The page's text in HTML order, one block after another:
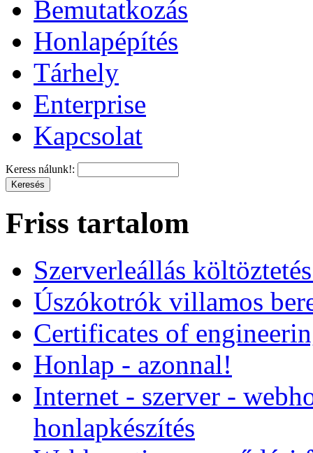
Bemutatkozás
Honlapépítés
Tárhely
Enterprise
Kapcsolat
Keress nálunk!:
Friss tartalom
Szerverleállás
Úszókotrók villamos
Certificates of
Honlap - azonnal!
Internet - szerver -
honlapkészítés